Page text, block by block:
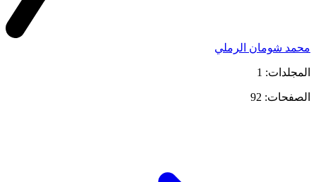
محمد شومان الرملي
المجلدات: 1
الصفحات: 92